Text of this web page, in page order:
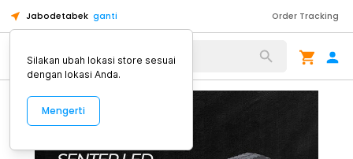
Jabodetabek ganti Order Tracking
Alat Kopi
Silakan ubah lokasi store sesuai
dengan lokasi Anda.
Mengerti